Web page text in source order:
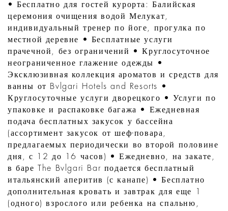
• Бесплатно для гостей курорта: Балийская
церемония очищения водой Мелукат,
индивидуальный тренер по йоге, прогулка по
местной деревне • Бесплатные услуги
прачечной, без ограничений • Круглосуточное
неограниченное глажение одежды •
Эксклюзивная коллекция ароматов и средств для
ванны от Bvlgari Hotels and Resorts •
Круглосуточные услуги дворецкого • Услуги по
упаковке и распаковке багажа • Ежедневная
подача бесплатных закусок у бассейна
(ассортимент закусок от шеф-повара,
предлагаемых периодически во второй половине
дня, с 12 до 16 часов) • Ежедневно, на закате,
в баре The Bvlgari Bar подается бесплатный
итальянский аперитив (с канапе) • Бесплатно
дополнительная кровать и завтрак для еще 1
(одного) взрослого или ребенка на спальню,